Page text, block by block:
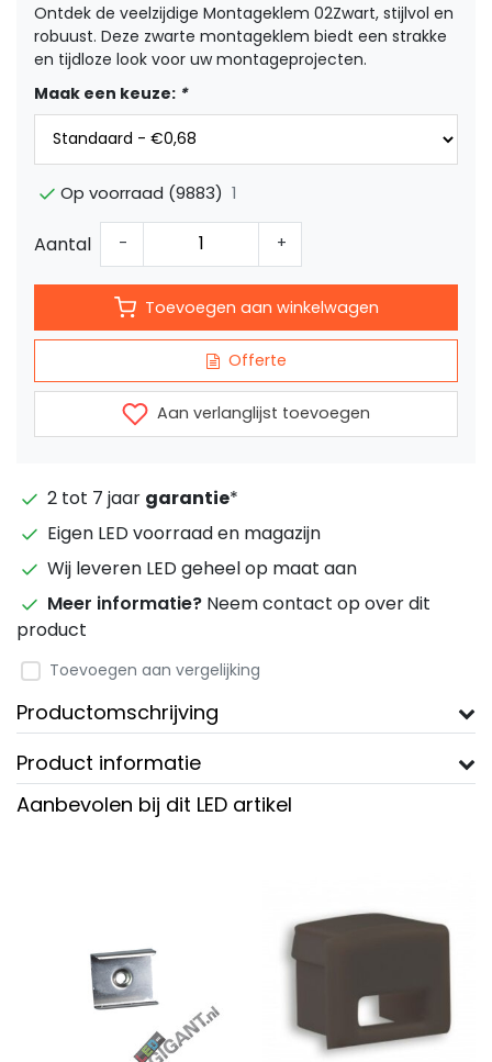
Ontdek de veelzijdige Montageklem 02Zwart, stijlvol en
robuust. Deze zwarte montageklem biedt een strakke
en tijdloze look voor uw montageprojecten.
Maak een keuze: *
Op voorraad (9883) 1
Aantal - +
Toevoegen aan winkelwagen
Offerte
Aan verlanglijst toevoegen
2 tot 7 jaar garantie*
Eigen LED voorraad en magazijn
Wij leveren LED geheel op maat aan
Meer informatie? Neem contact op over dit
product
Toevoegen aan vergelijking
Productomschrijving
Product informatie
Aanbevolen bij dit LED artikel